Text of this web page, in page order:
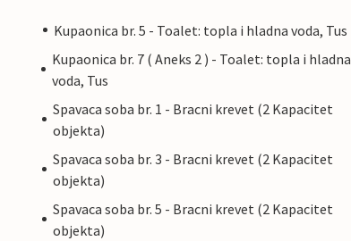
Kupaonica br. 5 - Toalet: topla i hladna voda, Tus
Kupaonica br. 7 ( Aneks 2 ) - Toalet: topla i hladna
voda, Tus
Spavaca soba br. 1 - Bracni krevet (2 Kapacitet
objekta)
Spavaca soba br. 3 - Bracni krevet (2 Kapacitet
objekta)
Spavaca soba br. 5 - Bracni krevet (2 Kapacitet
objekta)